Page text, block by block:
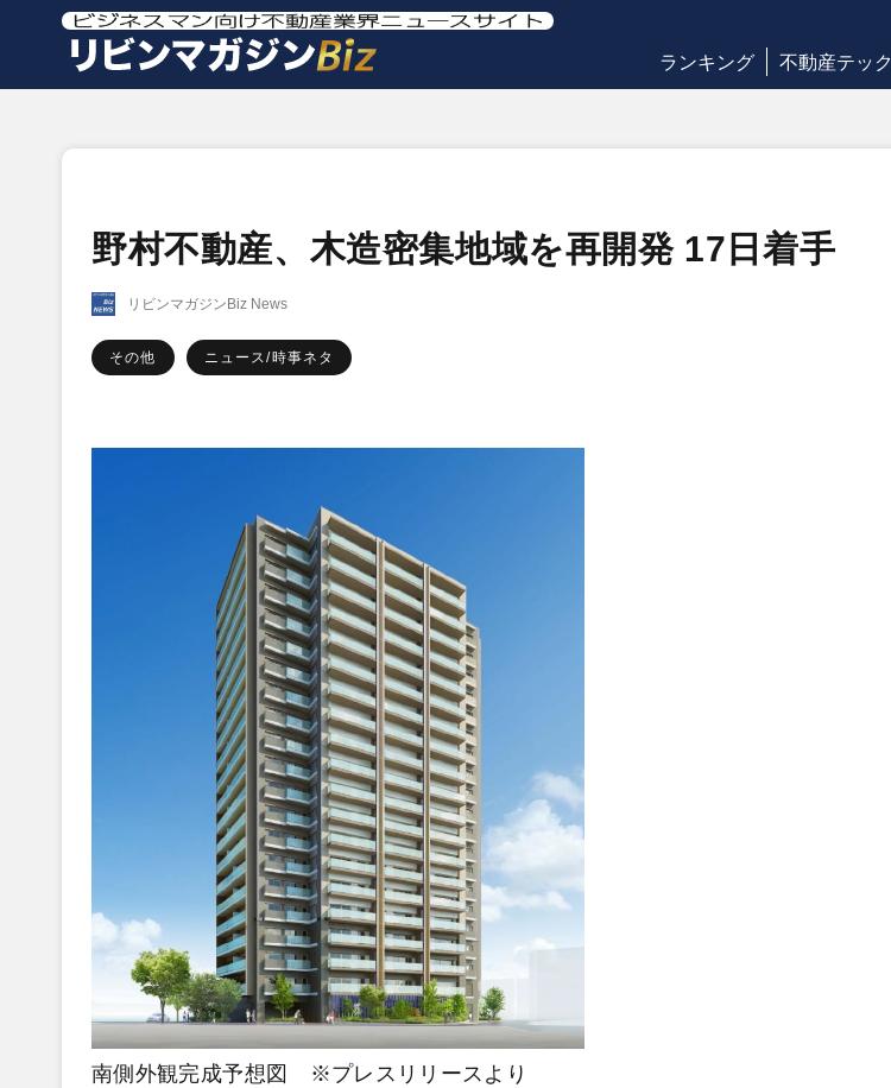
ランキング 不動産テック
野村不動産、木造密集地域を再開発 17日着手
リビンマガジンBiz News
その他 ニュース/時事ネタ
南側外観完成予想図 ※プレスリリースより